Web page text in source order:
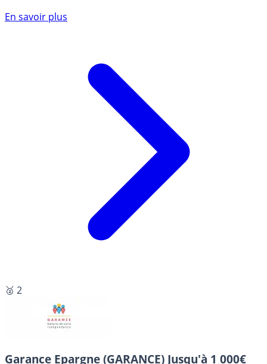
En savoir plus
🥈 2
Garance Epargne (GARANCE) Jusqu'à 1 000€